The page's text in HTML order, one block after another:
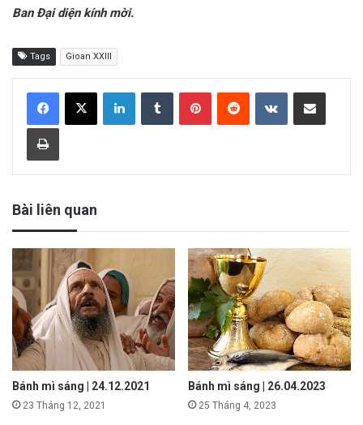
Ban Đại diện kính mời.
Tags Gioan XXIII
Bài liên quan
Bánh mì sáng | 24.12.2021
23 Tháng 12, 2021
Bánh mì sáng | 26.04.2023
25 Tháng 4, 2023